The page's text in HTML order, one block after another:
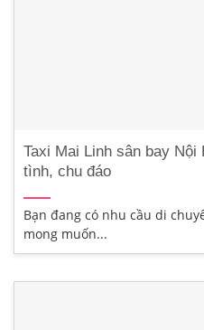
Taxi Mai Linh sân bay
tình, chu đáo
Bạn đang có nhu cầu di
mong muốn...